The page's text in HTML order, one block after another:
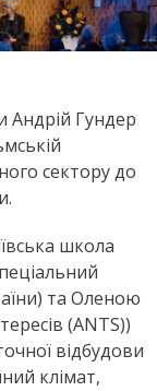
Андрій Гундер
сектору до
школа
та Оленою
(ANTS))
відбудови
клімат,